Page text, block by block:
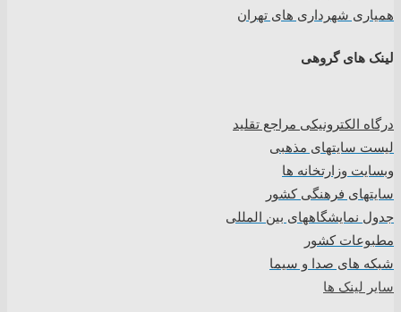
همیاری شهرداری های تهران
لینک های گروهی
درگاه الکترونیکی مراجع تقلید
لیست سایتهای مذهبی
وبسایت وزارتخانه ها
سایتهای فرهنگی کشور
جدول نمایشگاههای بین المللی
مطبوعات کشور
شبکه های صدا و سیما
سایر لینک ها